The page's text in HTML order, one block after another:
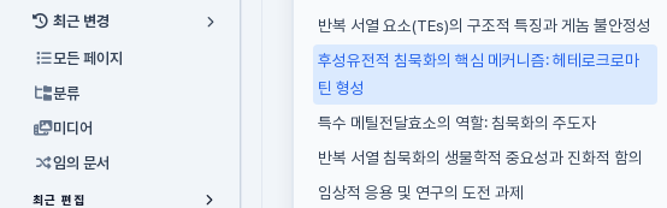
최근 변경
모든 페이지
분류
미디어
임의 문서
최근 편집
반복 서열 요소(TEs)의 구조적 특징과 게놈 불안정성
후성유전적 침묵화의 핵심 메커니즘: 헤테로크로마
틴 형성
특수 메틸전달효소의 역할: 침묵화의 주도자
반복 서열 침묵화의 생물학적 중요성과 진화적 함의
임상적 응용 및 연구의 도전 과제